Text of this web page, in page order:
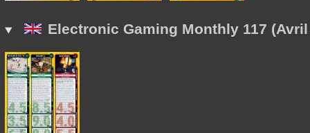
Electronic Gaming Monthly 117